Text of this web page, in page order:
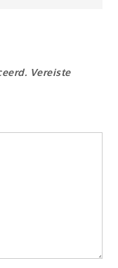
Vereiste